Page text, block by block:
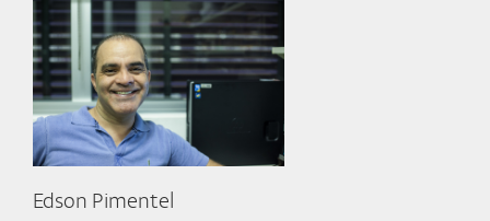
Edson Pimentel